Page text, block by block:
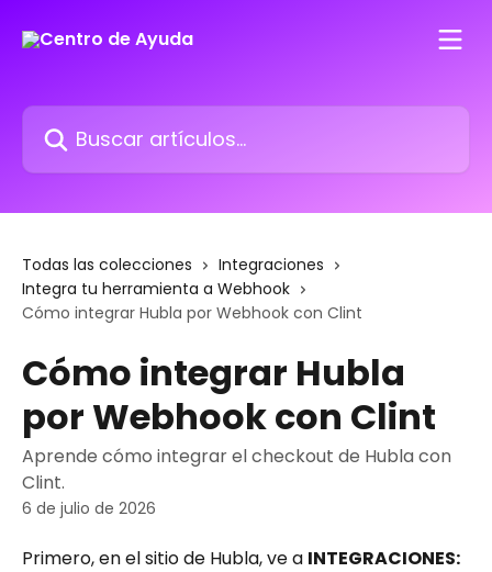
Buscar artículos...
Todas las colecciones
Integraciones
Integra tu herramienta a Webhook
Cómo integrar Hubla por Webhook con Clint
Cómo integrar Hubla
por Webhook con Clint
Aprende cómo integrar el checkout de Hubla con
Clint.
6 de julio de 2026
Primero, en el sitio de Hubla, ve a INTEGRACIONES: